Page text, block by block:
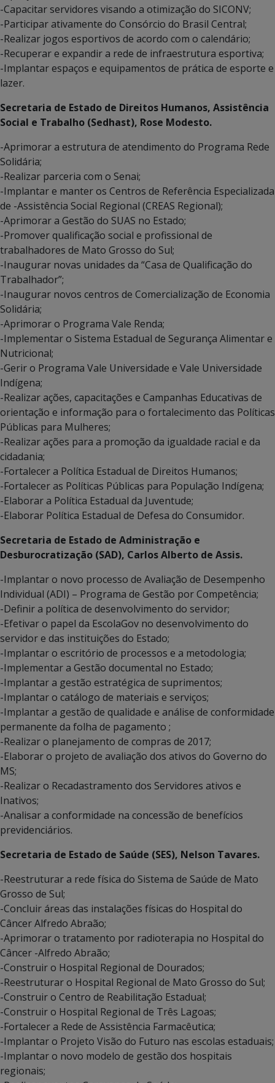
-Capacitar servidores visando a otimização do SICONV;
-Participar ativamente do Consórcio do Brasil Central;
-Realizar jogos esportivos de acordo com o calendário;
-Recuperar e expandir a rede de infraestrutura esportiva;
-Implantar espaços e equipamentos de prática de esporte e
lazer.
Secretaria de Estado de Direitos Humanos, Assistência
Social e Trabalho (Sedhast), Rose Modesto.
-Aprimorar a estrutura de atendimento do Programa Rede
Solidária;
-Realizar parceria com o Senai;
-Implantar e manter os Centros de Referência Especializada
de -Assistência Social Regional (CREAS Regional);
-Aprimorar a Gestão do SUAS no Estado;
-Promover qualificação social e profissional de
trabalhadores de Mato Grosso do Sul;
-Inaugurar novas unidades da “Casa de Qualificação do
Trabalhador”;
-Inaugurar novos centros de Comercialização de Economia
Solidária;
-Aprimorar o Programa Vale Renda;
-Implementar o Sistema Estadual de Segurança Alimentar e
Nutricional;
-Gerir o Programa Vale Universidade e Vale Universidade
Indígena;
-Realizar ações, capacitações e Campanhas Educativas de
orientação e informação para o fortalecimento das Políticas
Públicas para Mulheres;
-Realizar ações para a promoção da igualdade racial e da
cidadania;
-Fortalecer a Política Estadual de Direitos Humanos;
-Fortalecer as Políticas Públicas para População Indígena;
-Elaborar a Política Estadual da Juventude;
-Elaborar Política Estadual de Defesa do Consumidor.
Secretaria de Estado de Administração e
Desburocratização (SAD), Carlos Alberto de Assis.
-Implantar o novo processo de Avaliação de Desempenho
Individual (ADI) – Programa de Gestão por Competência;
-Definir a política de desenvolvimento do servidor;
-Efetivar o papel da EscolaGov no desenvolvimento do
servidor e das instituições do Estado;
-Implantar o escritório de processos e a metodologia;
-Implementar a Gestão documental no Estado;
-Implantar a gestão estratégica de suprimentos;
-Implantar o catálogo de materiais e serviços;
-Implantar a gestão de qualidade e análise de conformidade
permanente da folha de pagamento ;
-Realizar o planejamento de compras de 2017;
-Elaborar o projeto de avaliação dos ativos do Governo do
MS;
-Realizar o Recadastramento dos Servidores ativos e
Inativos;
-Analisar a conformidade na concessão de benefícios
previdenciários.
Secretaria de Estado de Saúde (SES), Nelson Tavares.
-Reestruturar a rede física do Sistema de Saúde de Mato
Grosso de Sul;
-Concluir áreas das instalações físicas do Hospital do
Câncer Alfredo Abraão;
-Aprimorar o tratamento por radioterapia no Hospital do
Câncer -Alfredo Abraão;
-Construir o Hospital Regional de Dourados;
-Reestruturar o Hospital Regional de Mato Grosso do Sul;
-Construir o Centro de Reabilitação Estadual;
-Construir o Hospital Regional de Três Lagoas;
-Fortalecer a Rede de Assistência Farmacêutica;
-Implantar o Projeto Visão do Futuro nas escolas estaduais;
-Implantar o novo modelo de gestão dos hospitais
regionais;